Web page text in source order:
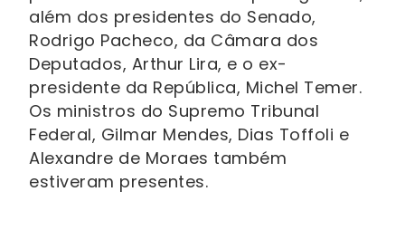
além dos presidentes do Senado,
Rodrigo Pacheco, da Câmara dos
Deputados, Arthur Lira, e o ex-
presidente da República, Michel Temer.
Os ministros do Supremo Tribunal
Federal, Gilmar Mendes, Dias Toffoli e
Alexandre de Moraes também
estiveram presentes.